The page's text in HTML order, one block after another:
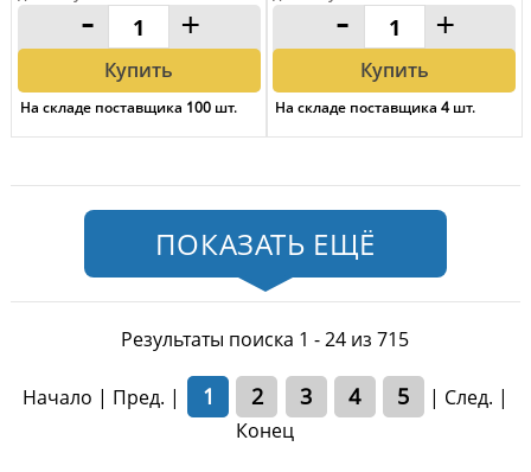
- +
Купить
На складе поставщика 100 шт.
- +
Купить
На складе поставщика4шт.
ПОКАЗАТЬ ЕЩЁ
Результаты поиска 1 - 24 из 715
Начало | Пред. | 1 2 3 4 5 | След. |
Конец